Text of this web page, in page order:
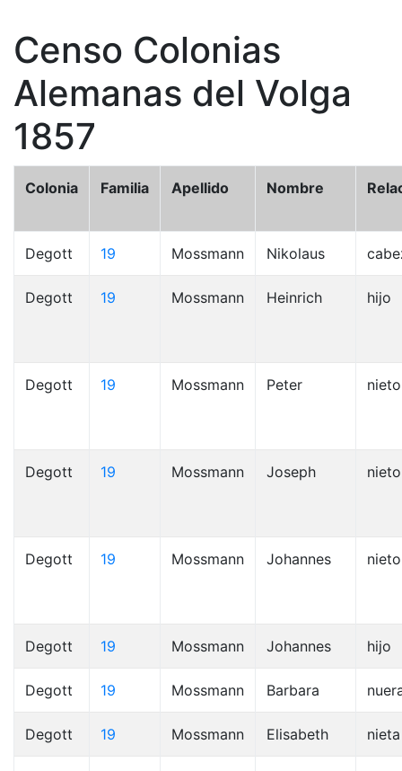
Censo Colonias
Alemanas del Volga
1857
Colonia Familia Apellido Nombre
Degott 19 Mossmann Nikolaus
Degott 19 Mossmann Heinrich hijo
Degott 19 Mossmann Peter nieto
Degott 19 Mossmann Joseph nieto
Degott 19 Mossmann Johannes nieto
Degott 19 Mossmann Johannes hijo
Degott 19 Mossmann Barbara
Degott 19 Mossmann Elisabeth nieta